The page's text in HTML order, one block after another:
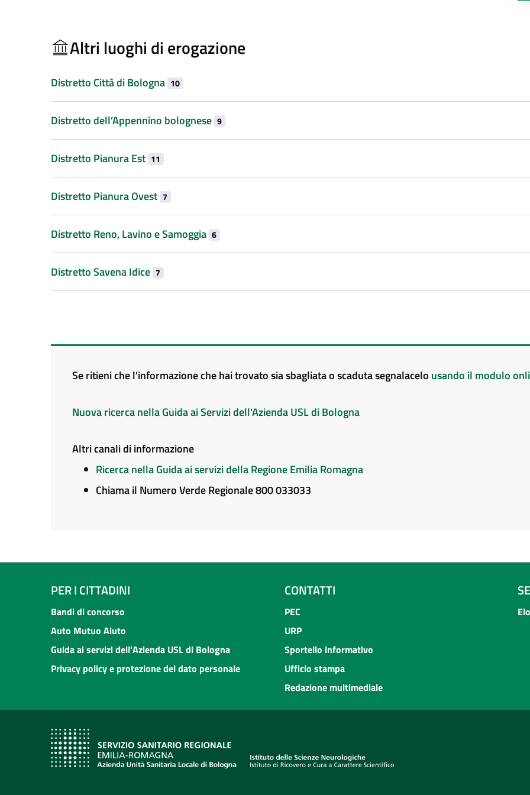
Altri luoghi di erogazione
Distretto Città di Bologna 10
Distretto dell’Appennino bolognese 9
Distretto Pianura Est 11
Distretto Pianura Ovest 7
Distretto Reno, Lavino e Samoggia 6
Distretto Savena Idice 7
Se ritieni che l'informazione che hai trovato sia sbagliata o scaduta segnalacelo usando il modulo
Nuova ricerca nella Guida ai Servizi dell'Azienda USL di Bologna
Altri canali di informazione
Ricerca nella Guida ai servizi della Regione Emilia Romagna
Chiama il Numero Verde Regionale 800 033033
PER I CITTADINI
Bandi di concorso
Auto Mutuo Aiuto
Guida ai servizi dell'Azienda USL di Bologna
Privacy policy e protezione del dato personale
CONTATTI
PEC
URP
Sportello informativo
Ufficio stampa
Redazione multimediale